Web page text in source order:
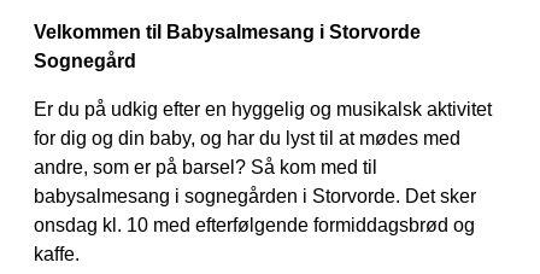
Velkommen til Babysalmesang i Storvorde
Sognegård
Er du på udkig efter en hyggelig og musikalsk aktivitet
for dig og din baby, og har du lyst til at mødes med
andre, som er på barsel? Så kom med til
babysalmesang i sognegården i Storvorde. Det sker
onsdag kl. 10 med efterfølgende formiddagsbrød og
kaffe.